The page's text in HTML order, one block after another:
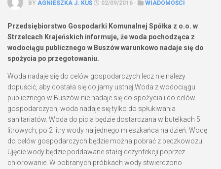
BY AGNIESZKA J. KUŚ 02/09/2016 · WIADOMOŚCI
Przedsiębiorstwo Gospodarki Komunalnej Spółka z o.o. w
Strzelcach Krajeńskich informuje, że woda pochodząca z
wodociągu publicznego w Buszów warunkowo nadaje się do
spożycia po przegotowaniu.
Woda nadaje się do celów gospodarczych lecz nie należy
dopuścić, aby dostała się do jamy ustnej.Woda z wodociągu
publicznego w Buszów nie nadaje się do spożycia i do celów
gospodarczych, woda nadaje się tylko do spłukiwania
sanitariatów. Woda do picia będzie dostarczana w butelkach 5
litrowych, po 2 litry wody na jednego mieszkańca na dzień. Wodę
do celów gospodarczych będzie można pobrać z beczkowozu.
Ujęcie wody będzie poddawane stałej dezynfekcji poprzez
chlorowanie. W pobranych próbkach wody stwierdzono